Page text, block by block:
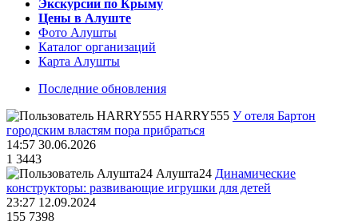
Экскурсии по Крыму
Цены в Алуште
Фото Алушты
Каталог организаций
Карта Алушты
Последние обновления
HARRY555 У отеля Бартон
городским властям пора прибраться
14:57 30.06.2026
1 3443
Алушта24 Динамические
конструкторы: развивающие игрушки для детей
23:27 12.09.2024
155 7398